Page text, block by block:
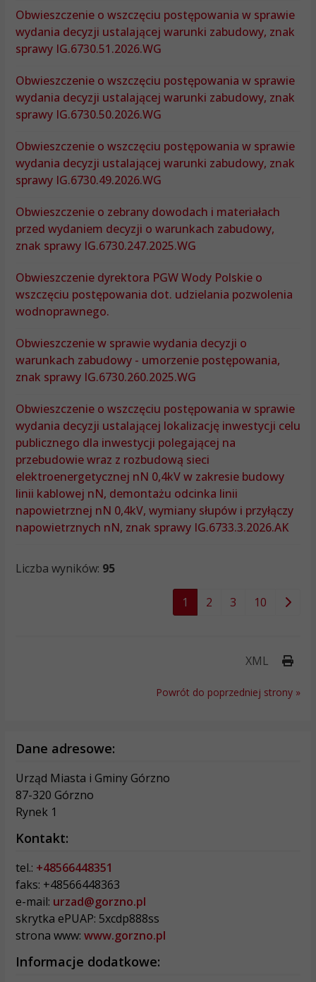
Obwieszczenie o wszczęciu postępowania w sprawie
wydania decyzji ustalającej warunki zabudowy, znak
sprawy IG.6730.51.2026.WG
Obwieszczenie o wszczęciu postępowania w sprawie
wydania decyzji ustalającej warunki zabudowy, znak
sprawy IG.6730.50.2026.WG
Obwieszczenie o wszczęciu postępowania w sprawie
wydania decyzji ustalającej warunki zabudowy, znak
sprawy IG.6730.49.2026.WG
Obwieszczenie o zebrany dowodach i materiałach
przed wydaniem decyzji o warunkach zabudowy,
znak sprawy IG.6730.247.2025.WG
Obwieszczenie dyrektora PGW Wody Polskie o
wszczęciu postępowania dot. udzielania pozwolenia
wodnoprawnego.
Obwieszczenie w sprawie wydania decyzji o
warunkach zabudowy - umorzenie postępowania,
znak sprawy IG.6730.260.2025.WG
Obwieszczenie o wszczęciu postępowania w sprawie
wydania decyzji ustalającej lokalizację inwestycji celu
publicznego dla inwestycji polegającej na
przebudowie wraz z rozbudową sieci
elektroenergetycznej nN 0,4kV w zakresie budowy
linii kablowej nN, demontażu odcinka linii
napowietrznej nN 0,4kV, wymiany słupów i przyłączy
napowietrznych nN, znak sprawy IG.6733.3.2026.AK
Liczba wyników: 95
1 2 3 10
XML
Powrót do poprzedniej strony »
Dane adresowe:
Urząd Miasta i Gminy Górzno
87-320 Górzno
Rynek 1
Kontakt:
tel.: +48566448351
faks: +48566448363
e-mail: urzad@gorzno.pl
skrytka ePUAP: 5xcdp888ss
strona www: www.gorzno.pl
Informacje dodatkowe: